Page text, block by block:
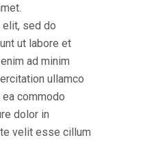
sed do
ut labore et
ad minim
ullamco
commodo
dolor in
velit esse cillum